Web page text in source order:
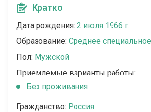
Кратко
Дата рождения: 2 июля 1966 г.
Образование: Среднее специальное
Пол: Мужской
Приемлемые варианты работы:
Без проживания
Гражданство: Россия